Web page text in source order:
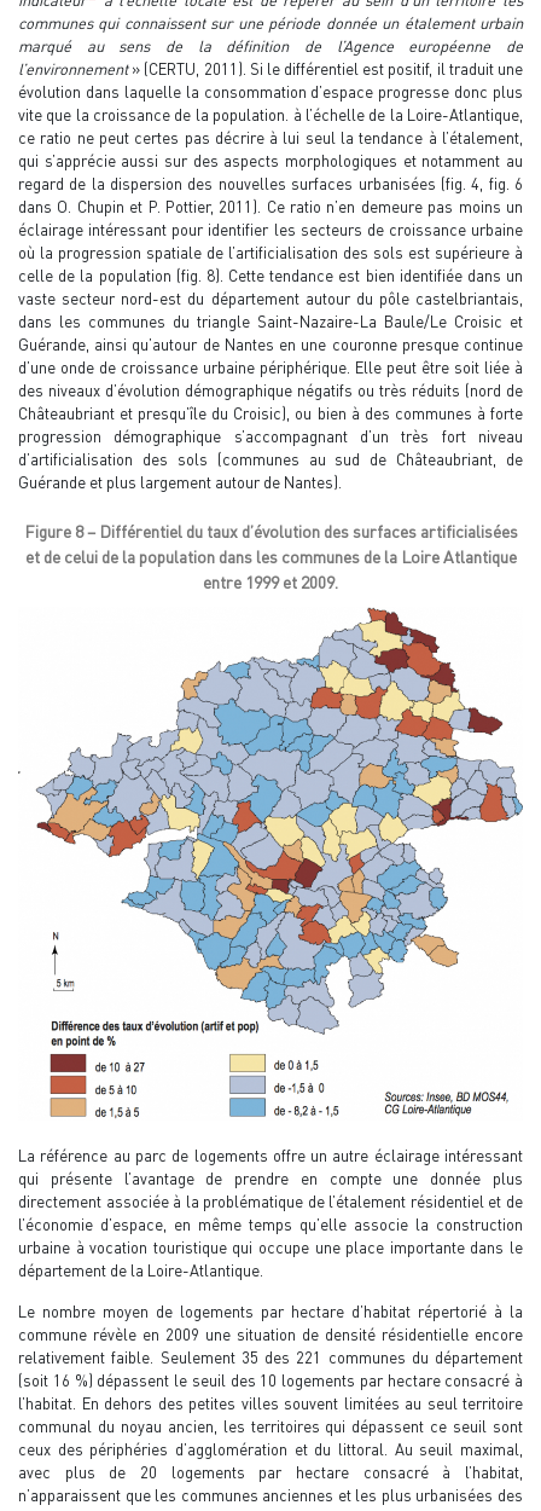
communes qui connaissent sur une période donnée un étalement urbain
marqué au sens de la définition de l’Agence européenne de
l’environnement» (CERTU, 2011). Si le différentiel est positif, il traduit une
évolution dans laquelle la consommation d’espace progresse donc plus
vite que la croissance de la population. à l’échelle de la Loire-Atlantique,
ce ratio ne peut certes pas décrire à lui seul la tendance à l’étalement,
qui s’apprécie aussi sur des aspects morphologiques et notamment au
regard de la dispersion des nouvelles surfaces urbanisées (fig. 4, fig. 6
dans O. Chupin et P. Pottier, 2011). Ce ratio n’en demeure pas moins un
éclairage intéressant pour identifier les secteurs de croissance urbaine
où la progression spatiale de l’artificialisation des sols est supérieure à
celle de la population (fig. 8). Cette tendance est bien identifiée dans un
vaste secteur nord-est du département autour du pôle castelbriantais,
dans les communes du triangle Saint-Nazaire-La Baule/Le Croisic et
Guérande, ainsi qu’autour de Nantes en une couronne presque continue
d’une onde de croissance urbaine périphérique. Elle peut être soit liée à
des niveaux d’évolution démographique négatifs ou très réduits (nord de
Châteaubriant et presqu’île du Croisic), ou bien à des communes à forte
progression démographique s’accompagnant d’un très fort niveau
d’artificialisation des sols (communes au sud de Châteaubriant, de
Guérande et plus largement autour de Nantes).
Figure 8 – Différentiel du taux d’évolution des surfaces artificialisées
et de celui de la population dans les communes de la Loire Atlantique
entre 1999 et 2009.
La référence au parc de logements offre un autre éclairage intéressant
qui présente l’avantage de prendre en compte une donnée plus
directement associée à la problématique de l’étalement résidentiel et de
l’économie d’espace, en même temps qu’elle associe la construction
urbaine à vocation touristique qui occupe une place importante dans le
département de la Loire-Atlantique.
Le nombre moyen de logements par hectare d’habitat répertorié à la
commune révèle en 2009 une situation de densité résidentielle encore
relativement faible. Seulement 35 des 221 communes du département
(soit 16 %) dépassent le seuil des 10 logements par hectare consacré à
l’habitat. En dehors des petites villes souvent limitées au seul territoire
communal du noyau ancien, les territoires qui dépassent ce seuil sont
ceux des périphéries d’agglomération et du littoral. Au seuil maximal,
avec plus de 20 logements par hectare consacré à l’habitat,
n’apparaissent que les communes anciennes et les plus urbanisées des